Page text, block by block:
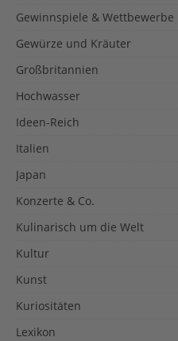
Gewinnspiele & Wettbewerbe
Gewürze und Kräuter
Großbritannien
Hochwasser
Ideen-Reich
Italien
Japan
Konzerte & Co.
Kulinarisch um die Welt
Kultur
Kunst
Kuriositäten
Lexikon